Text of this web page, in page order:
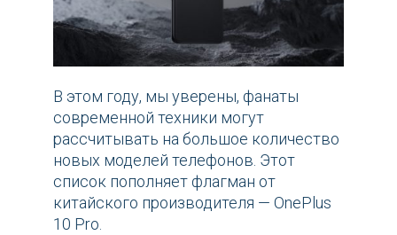
В этом году, мы уверены, фанаты
современной техники могут
рассчитывать на большое количество
новых моделей телефонов. Этот
список пополняет флагман от
китайского производителя — OnePlus
10 Pro.